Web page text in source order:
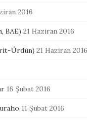
2016
BAE) 21 Haziran 2016
Ürdün) 21 Haziran 2016
16 Şubat 2016
11 Şubat 2016